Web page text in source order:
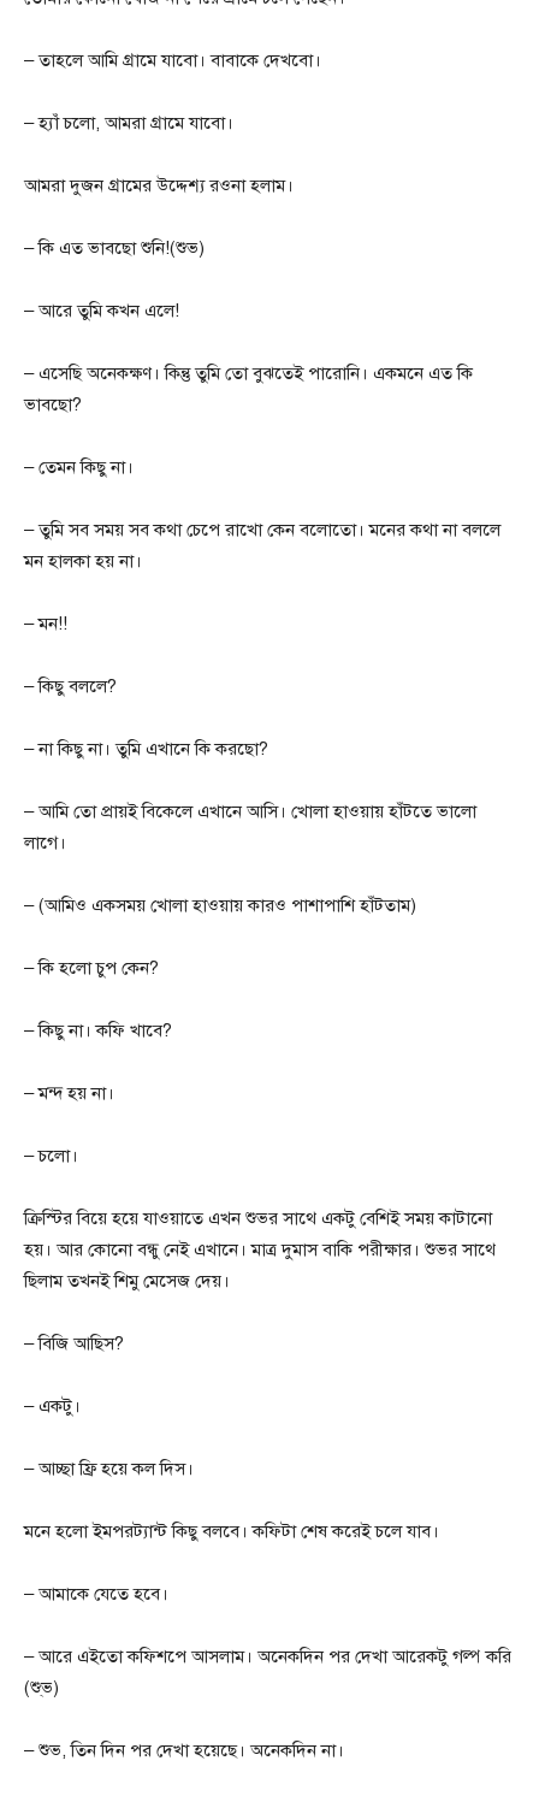
– তাহলে আমি গ্রামে যাবো। বাবাকে দেখবো।
– হ্যাঁ চলো, আমরা গ্রামে যাবো।
আমরা দুজন গ্রামের উদ্দেশ্য রওনা হলাম।
– কি এত ভাবছো শুনি!(শুভ)
– আরে তুমি কখন এলে!
– এসেছি অনেকক্ষণ। কিন্তু তুমি তো বুঝতেই পারোনি। একমনে এত কি
ভাবছো?
– তেমন কিছু না।
– তুমি সব সময় সব কথা চেপে রাখো কেন বলোতো। মনের কথা না বললে
মন হালকা হয় না।
– মন!!
– কিছু বললে?
– না কিছু না। তুমি এখানে কি করছো?
– আমি তো প্রায়ই বিকেলে এখানে আসি। খোলা হাওয়ায় হাঁটতে ভালো
লাগে।
– (আমিও একসময় খোলা হাওয়ায় কারও পাশাপাশি হাঁটতাম)
– কি হলো চুপ কেন?
– কিছু না। কফি খাবে?
– মন্দ হয় না।
– চলো।
ক্রিস্টির বিয়ে হয়ে যাওয়াতে এখন শুভর সাথে একটু বেশিই সময় কাটানো
হয়। আর কোনো বন্ধু নেই এখানে। মাত্র দুমাস বাকি পরীক্ষার। শুভর সাথে
ছিলাম তখনই শিমু মেসেজ দেয়।
– বিজি আছিস?
– একটু।
– আচ্ছা ফ্রি হয়ে কল দিস।
মনে হলো ইমপরট্যান্ট কিছু বলবে। কফিটা শেষ করেই চলে যাব।
– আমাকে যেতে হবে।
– আরে এইতো কফিশপে আসলাম। অনেকদিন পর দেখা আরেকটু গল্প করি
(শু্ভ)
– শুভ, তিন দিন পর দেখা হয়েছে। অনেকদিন না।